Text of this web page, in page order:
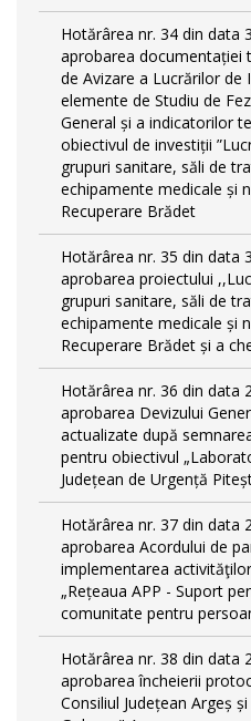
Hotărârea nr. 34 din data
aprobarea documentației
de Avizare a Lucrărilor de
elemente de Studiu de
General și a indicatorilor
obiectivul de investiții
grupuri sanitare, săli de
echipamente medicale și
Recuperare Brădet
Hotărârea nr. 35 din data
aprobarea proiectului
grupuri sanitare, săli de
echipamente medicale și
Recuperare Brădet și a
Hotărârea nr. 36 din data
aprobarea Devizului
actualizate după
pentru obiectivul
Județean de Urgență
Hotărârea nr. 37 din data
aprobarea Acordului de
implementarea
„Rețeaua APP - Suport
comunitate pentru
Hotărârea nr. 38 din data
aprobarea încheierii
Consiliul Județean Argeș